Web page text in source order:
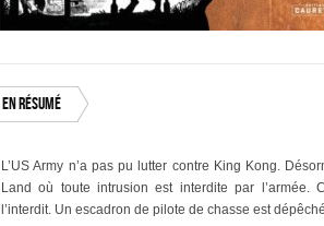
En résumé
L’US Army n’a pas pu lutter contre King Kong.
Land où toute intrusion est interdite par l’armée.
l’interdit. Un escadron de pilote de chasse est